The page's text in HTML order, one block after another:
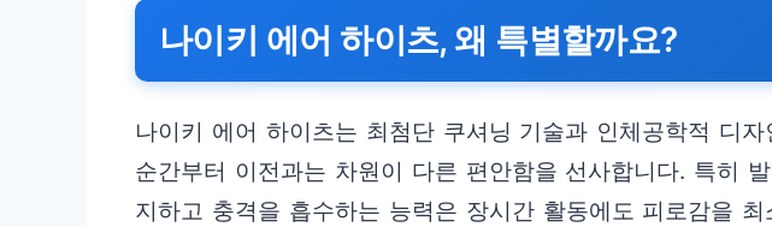
나이키 에어 하이츠, 왜 특별할까요?
나이키 에어 하이츠는 최첨단 쿠셔닝 기술과 인체공학적 디
순간부터 이전과는 차원이 다른 편안함을 선사합니다. 특히
지하고 충격을 흡수하는 능력은 장시간 활동에도 피로감을